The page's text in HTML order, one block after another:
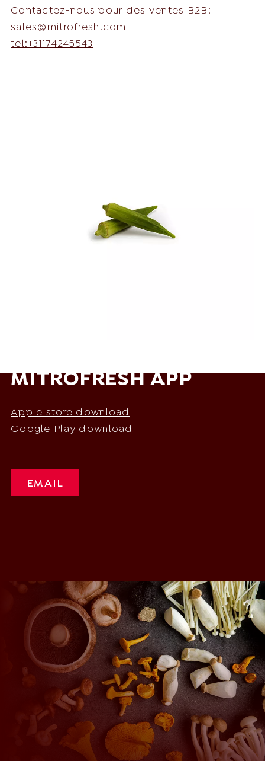
Contactez-nous pour des ventes B2B:
sales@mitrofresh.com
tel:+31174245543
MITROFRESH APP
Apple store download
Google Play download
EMAIL